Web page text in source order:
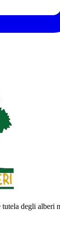
degli alberi